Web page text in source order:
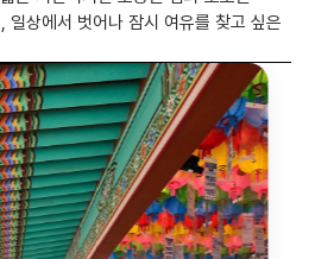
일상에서 벗어나 잠시 여유를 찾고 싶은